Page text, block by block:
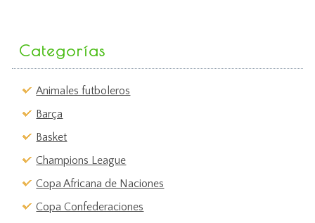
Categorías
Animales futboleros
Barça
Basket
Champions League
Copa Africana de Naciones
Copa Confederaciones